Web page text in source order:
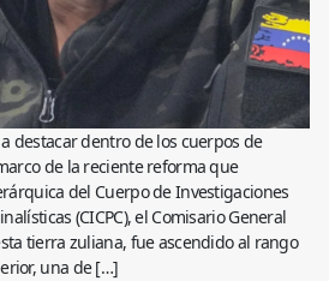
destacar dentro de los cuerpos de
de la reciente reforma que
del Cuerpo de Investigaciones
(CICPC), el Comisario General
tierra zuliana, fue ascendido al rango
una de […]